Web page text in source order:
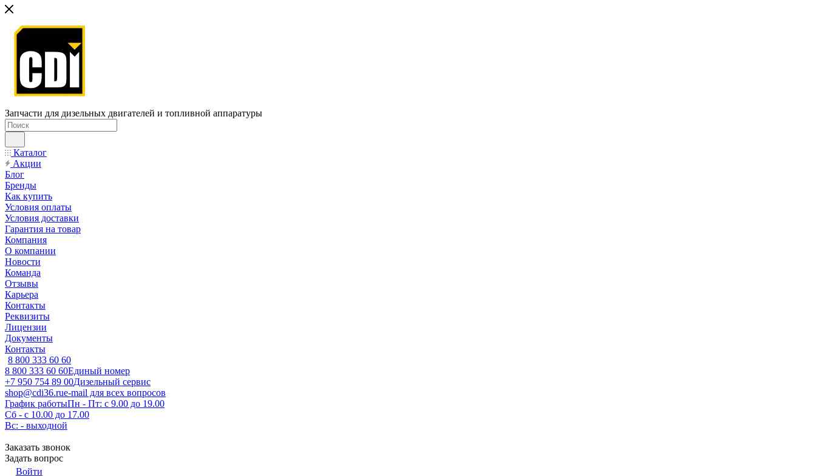
Запчасти для дизельных двигателей и топливной аппаратуры
Каталог
Акции
Блог
Бренды
Как купить
Условия оплаты
Условия доставки
Гарантия на товар
Компания
О компании
Новости
Команда
Отзывы
Карьера
Контакты
Реквизиты
Лицензии
Документы
Контакты
8 800 333 60 60
8 800 333 60 60Единый номер
+7 950 754 89 00Дизельный сервис
shop@cdi36.rue-mail для всех вопросов
График работыПн - Пт: с 9.00 до 19.00
Сб - с 10.00 до 17.00
Вс: - выходной
Заказать звонок
Задать вопрос
Войти